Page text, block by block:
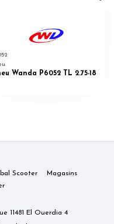
Wanda P6052 TL 2.75-18
Scooter
Magasins
11481 El Ouerdia 4